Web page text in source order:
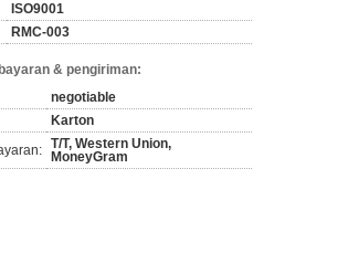
ISO9001
RMC-003
& pengiriman:
negotiable
Karton
T/T, Western Union,
MoneyGram